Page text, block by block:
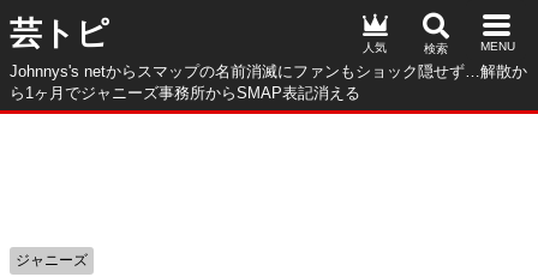
芸トピ
Johnnys's netからスマップの名前消滅にファンもショック隠せず…解散か
ら1ヶ月でジャニーズ事務所からSMAP表記消える
人気
ジャニーズ